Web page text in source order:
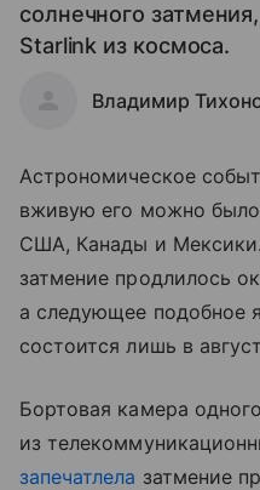
солнечного
Starlink из космоса.
Владимир
Астрономическое
вживую его можно
США, Канады и
затмение продлилось
а следующее подобное
состоится лишь в
Бортовая камера одного
из
запечатлела затмение